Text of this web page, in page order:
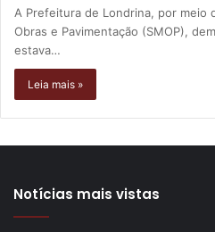
A Prefeitura de Londrina, por meio
Obras e Pavimentação (SMOP),
estava…
Leia mais »
Notícias mais vistas